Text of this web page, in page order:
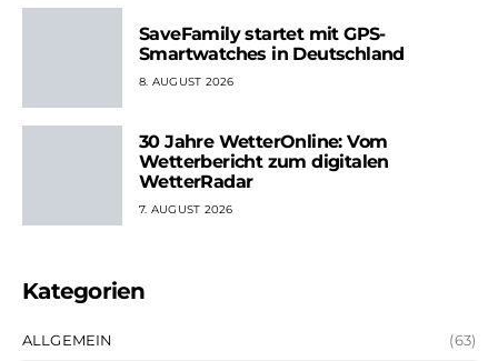
SaveFamily startet mit GPS-
Smartwatches in Deutschland
8. AUGUST 2026
30 Jahre WetterOnline: Vom
Wetterbericht zum digitalen
WetterRadar
7. AUGUST 2026
Kategorien
ALLGEMEIN (63)